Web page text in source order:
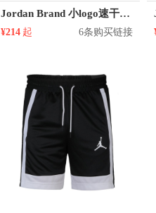
Jordan Brand 小logo速干篮球透气运动短裤 AR4322
¥214 起 6条购买链接